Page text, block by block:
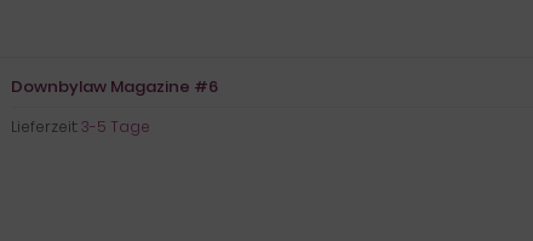
Downbylaw Magazine #6
Lieferzeit:3-5 Tage